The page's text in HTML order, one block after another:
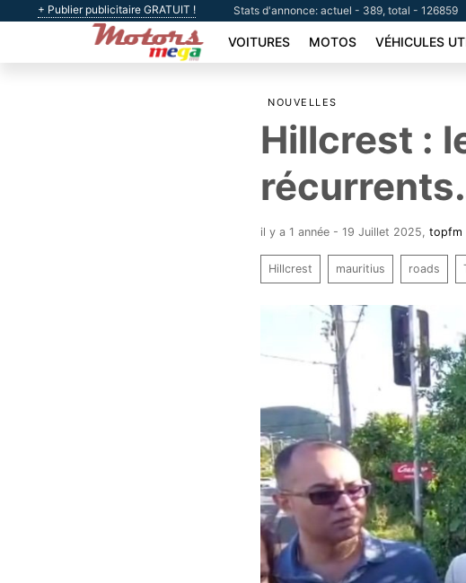
+ Publier publicitaire GRATUIT ! Stats d'annonce: actuel - 389, total - 126859
VOITURES MOTOS VÉHICULES
NOUVELLES
Hillcrest :
il y a 1 année - 19 Juillet 2025 ,topfm
Hillcrest mauritius roads